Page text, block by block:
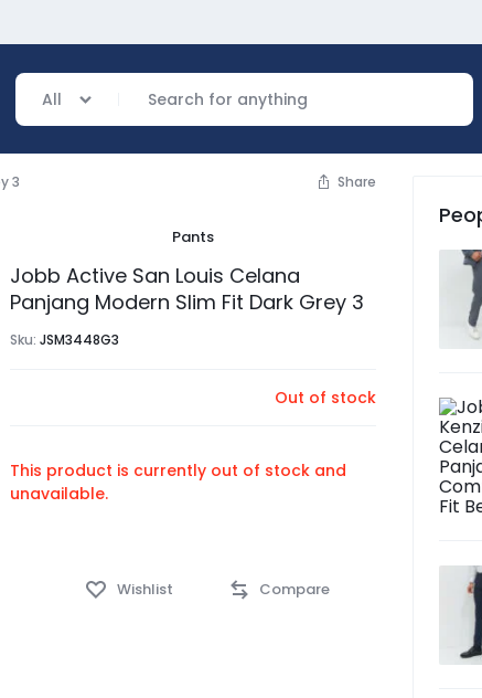
All
3 Share
Pants
Jobb Active San Louis Celana
Panjang Modern Slim Fit Dark Grey 3
Sku:JSM3448G3
Out of stock
This product is currently out of stock and
unavailable.
Compare
Wishlist